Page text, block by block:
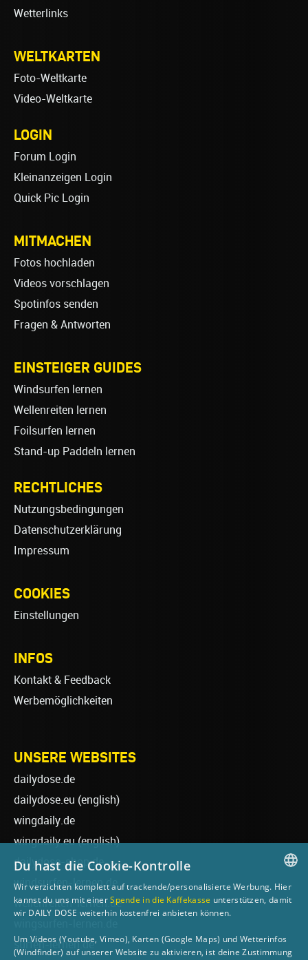
Wetterlinks
WELTKARTEN
Foto-Weltkarte
Video-Weltkarte
LOGIN
Forum Login
Kleinanzeigen Login
Quick Pic Login
MITMACHEN
Fotos hochladen
Videos vorschlagen
Spotinfos senden
Fragen & Antworten
EINSTEIGER GUIDES
Windsurfen lernen
Wellenreiten lernen
Foilsurfen lernen
Stand-up Paddeln lernen
RECHTLICHES
Nutzungsbedingungen
Datenschutzerklärung
Impressum
COOKIES
Einstellungen
INFOS
Kontakt & Feedback
Werbemöglichkeiten
UNSERE WEBSITES
dailydose.de
dailydose.eu (english)
wingdaily.de
wingdaily.eu(english)
dailydose-shop.de
windsurfen-lernen.de
wellenreiten-lernen.de
surfen-lernen.de
GERMAN
Du hast die Cookie-Kontrolle
Wir verzichten komplett auf trackende/personalisierte Werbung. Hier
kannst du uns mit einerSpende in die Kaffekasse unterstützen, damit
wir DAILY DOSE weiterhin kostenfrei anbieten können.
Um Videos (Youtube, Vimeo), Karten (Google Maps) und Wetterinfos
(Windfinder) auf unserer Website zu aktivieren, ist deine Zustimmung